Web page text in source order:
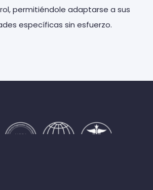
permitiéndole adaptarse a sus
específicas sin esfuerzo.